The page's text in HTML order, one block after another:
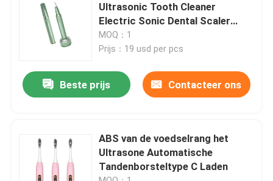
Contacteer ons
Verzoek om een Citaat
Huislichaam Massager
Achtermassager-Stootkussen
Ultrasonic Tooth Cleaner
Electric Sonic Dental Scaler
3.7V
MOQ：1
Prijs：19 usd per pcs
Beste prijs Contacteer ons
ABS van de voedselrang het
Ultrasone Automatische
Tandenborsteltype C Laden